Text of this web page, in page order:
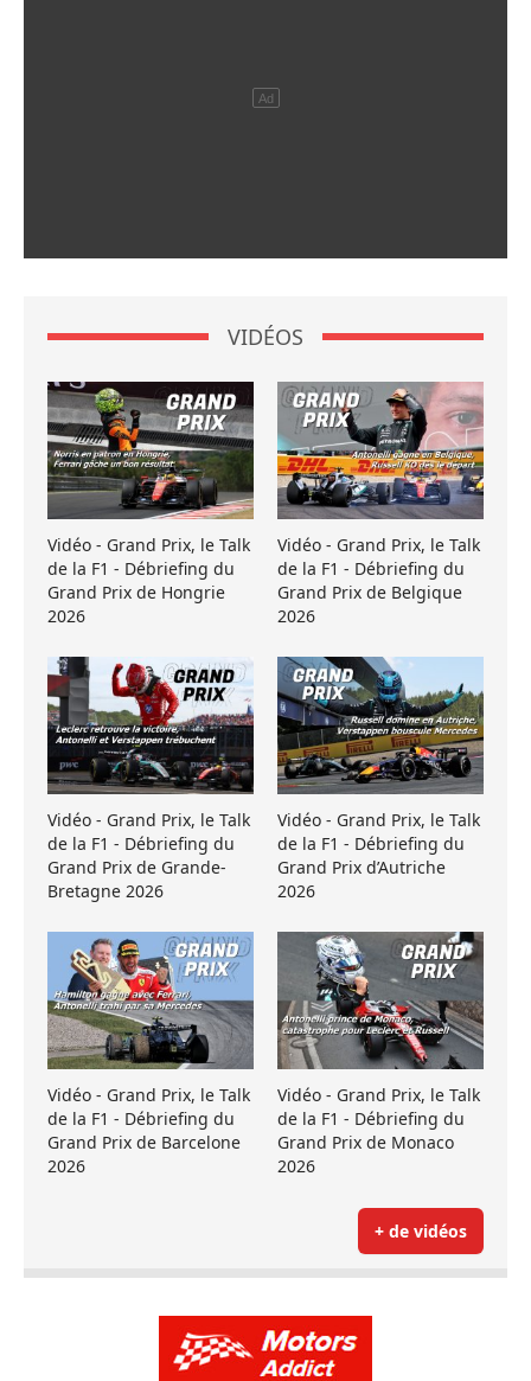
VIDÉOS
Vidéo - Grand Prix, le Talk
de la F1 - Débriefing du
Grand Prix de Hongrie
2026
Vidéo - Grand Prix, le Talk
de la F1 - Débriefing du
Grand Prix de Belgique
2026
Vidéo - Grand Prix, le Talk
de la F1 - Débriefing du
Grand Prix de Grande-
Bretagne 2026
Vidéo - Grand Prix, le Talk
de la F1 - Débriefing du
Grand Prix d’Autriche
2026
Vidéo - Grand Prix, le Talk
de la F1 - Débriefing du
Grand Prix de Barcelone
2026
Vidéo - Grand Prix, le Talk
de la F1 - Débriefing du
Grand Prix de Monaco
2026
+ de vidéos